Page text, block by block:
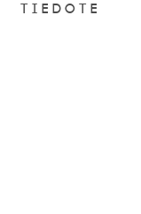
Tiedote